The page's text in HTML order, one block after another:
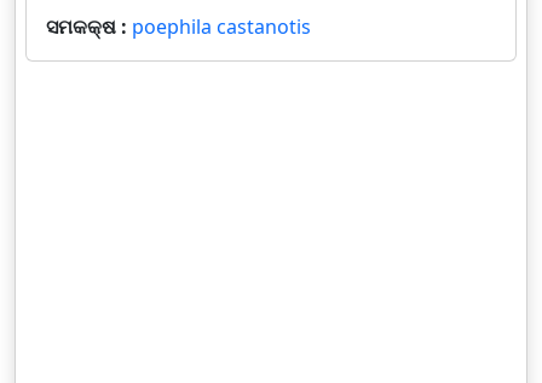
ସମକକ୍ଷ : poephila castanotis